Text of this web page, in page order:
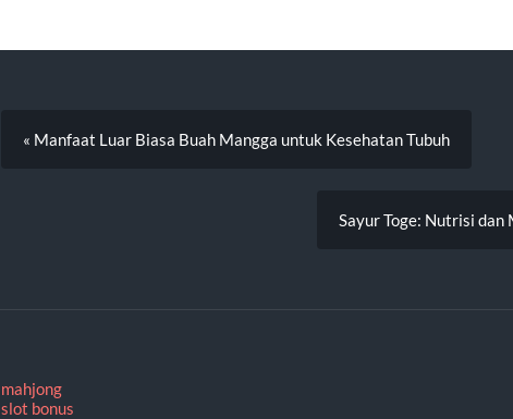
« Manfaat Luar Biasa Buah Mangga untuk Kesehatan Tubuh
Sayur Toge: Nutrisi dan
mahjong
slot bonus